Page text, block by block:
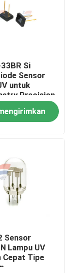
Si
Sensor
untuk
Precision
Low
Sensor
Lampu UV
Cepat Tipe